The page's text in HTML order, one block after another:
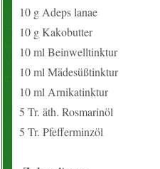
Glas-Flaschen
WECK
Ätherische Öle
Konto
10 g Adeps lanae
10 g Kakobutter
10 ml Beinwelltinktur
10 ml Mädesüßtinktur
10 ml Arnikatinktur
5 Tr. äth. Rosmarinöl
5 Tr. Pfefferminzöl